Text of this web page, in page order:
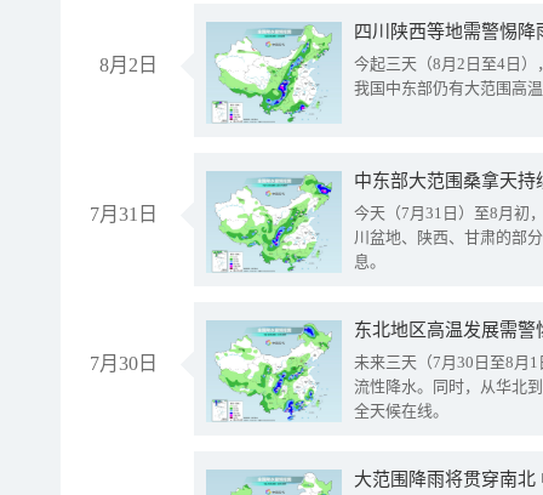
8月2日
今起三天（8月2日至4日
我国中东部仍有大范围高
7月31日
中东部大范围桑拿天
今天（7月31日）至8月初
川盆地、陕西、甘肃的部
息。
7月30日
东北地区高温发展需
未来三天（7月30日至8月
流性降水。同时，从华北
全天候在线。
大范围降雨将贯穿南